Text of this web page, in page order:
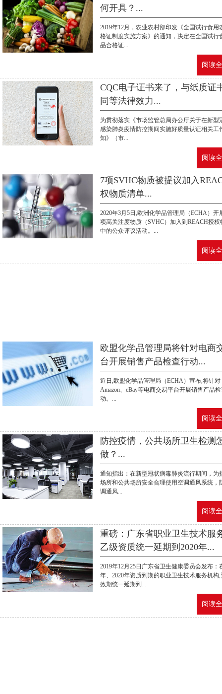
何开具？...
2019年12月，农业农村部印发《全国试行食用
格证制度实施方案》的通知，决定在全国试行
品合格证...
阅读
CQC电子证书来了，与纸质证
同等法律效力...
为贯彻落实《市场监管总局办公厅关于在新型
感染肺炎疫情防控期间实施好质量认证相关工
知》（市...
阅读
7项SVHC物质被提议加入
权物质清单...
2020年3月5日,欧洲化学品管理局（ECHA）开
项高关注度物质（SVHC）加入到REACH授权
中的公众评议活动。...
阅读
欧盟化学品管理局将针对电商
台开展销售产品检查行动...
近日,欧盟化学品管理局（ECHA）宣布,将针对
Amazon、eBay等电商交易平台开展销售产品
动。...
阅读
防控疫情，公共场所卫生检测
做？...
通知指出：在新型冠状病毒肺炎流行期间，为
场所和公共场所安全合理使用空调通风系统，
调通风...
阅读
重磅：广东省职业卫生技术服
乙级资质统一延期到2020年...
2019年12月25日广东省卫生健康委员会发布：
年、2020年资质到期的职业卫生技术服务机构
效期统一延期到...
阅读